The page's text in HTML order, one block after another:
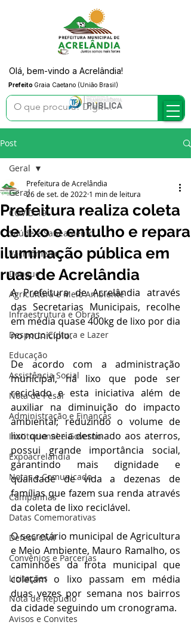
Prefeito Graia Caetano (União Brasil)
Olá, bem-vindo a Acrelândia!
Post
Geral
COVID-19
Saúde e Saneamento
Vacinômetro
Dengue
Agricultura e Meio Ambiente
Infraestrutura e Obras
Desporto Cultura e Lazer
Educação
Assistência Social
Nota de Pesar
Administração e Finanças
Institucional e Governo
Expoacrelandia
Notas e Comunicado
Campanhas
Datas Comemorativas
Defesa Civil
Convênios e Parcerias
Licitações
Nota de Repúdio
Avisos e Convites
Geral
Prefeitura realiza coleta
de lixo e entulho e repara
iluminação pública em
ruas de Acrelândia
Prefeitura de Acrelândia
26 de set. de 2022 1 min de leitura
A Prefeitura de Acrelândia através
das Secretarias Municipais, recolhe
em média quase 400kg de lixo por dia
no município.
De acordo com a administração
municipal, há lixo que pode ser
reciclado e esta iniciativa além de
auxiliar na diminuição do impacto
ambiental; reduzindo o volume de
lixo que seria destinado aos aterros,
possui grande importância social,
garantindo mais dignidade e
qualidade de vida a dezenas de
famílias que fazem sua renda através
da coleta de lixo reciclável.
O secretário municipal de Agricultura
e Meio Ambiente, Mauro Ramalho, os
caminhões da frota municipal que
coletam o lixo passam em média
duas vezes por semana nos bairros
da cidade seguindo um cronograma.